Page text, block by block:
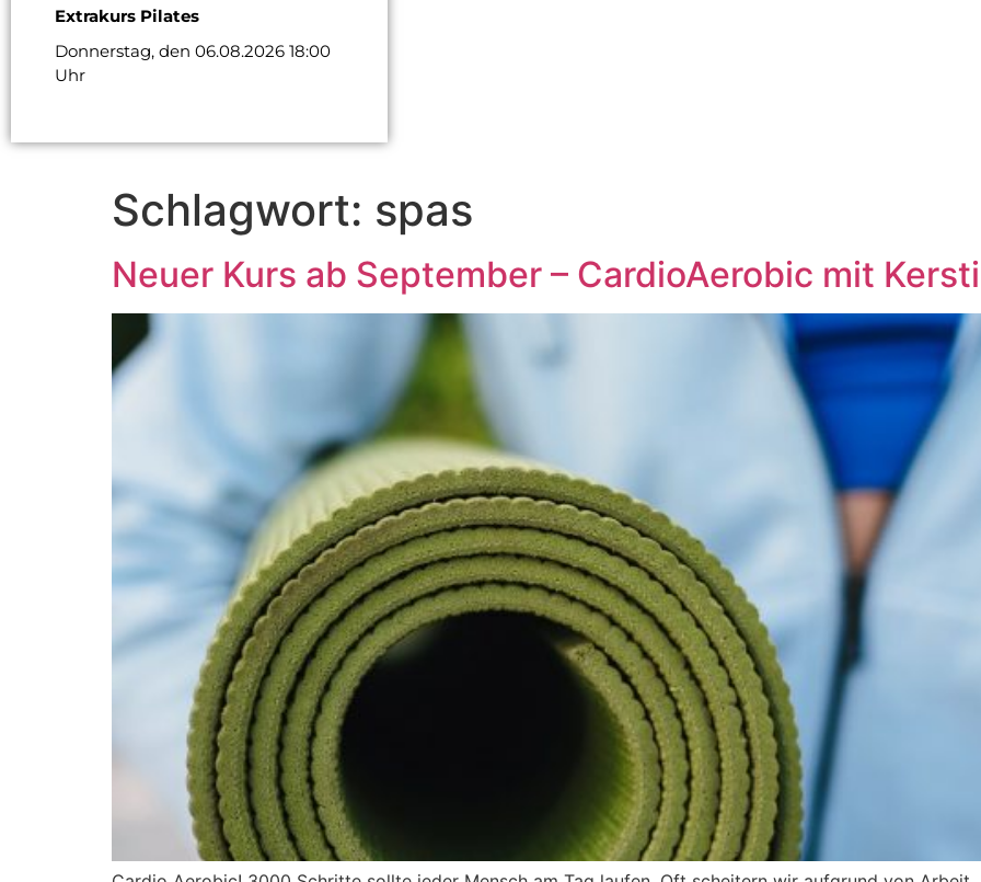
Extrakurs Pilates
Donnerstag, den 06.08.2026 18:00
Uhr
Schlagwort: spas
Neuer Kurs ab September – CardioAerobic mit